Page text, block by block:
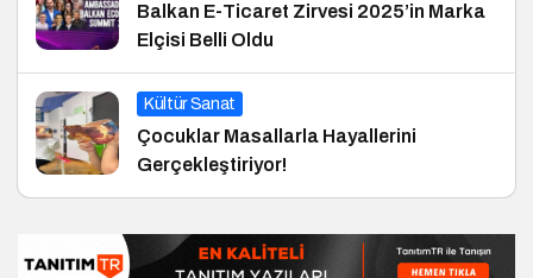
Balkan E-Ticaret Zirvesi 2025’in Marka
Elçisi Belli Oldu
Kültür Sanat
Çocuklar Masallarla Hayallerini
Gerçekleştiriyor!